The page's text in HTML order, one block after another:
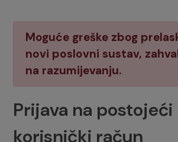
Moguće greške zbog
novi poslovni sustav,
na razumijevanju.
Prijava na postojeći
korisnički račun